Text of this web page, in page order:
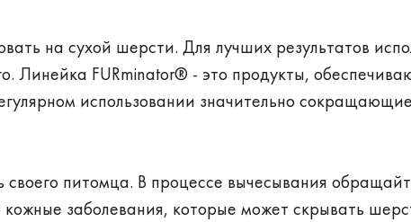
на сухой шерсти. Для лучших результатов
Линейка FURminator® - это продукты,
использовании значительно сокращающие
своего питомца. В процессе вычесывания
заболевания, которые может скрывать